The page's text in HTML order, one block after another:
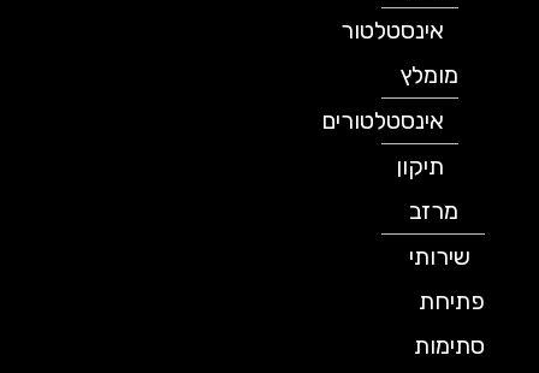
אינסטלטור
מומלץ
אינסטלטורים
תיקון
מרזב
שירותי
פתיחת
סתימות